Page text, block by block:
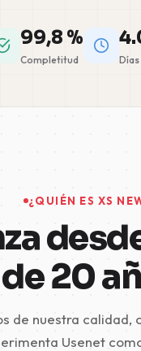
99,8 %
Completitud
¿QUIÉN ES XS
de 20
de nuestra calidad,
Usenet